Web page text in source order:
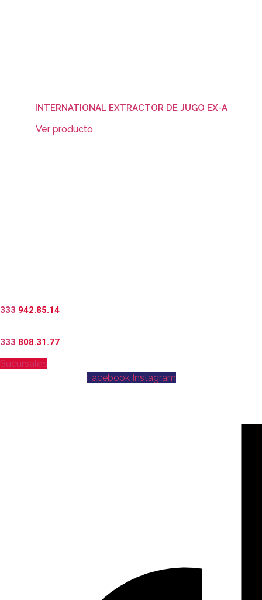
INTERNATIONAL EXTRACTOR DE JUGO EX-A
Ver producto
333 942.85.14
333 808.31.77
Sucursales
Facebook Instagram